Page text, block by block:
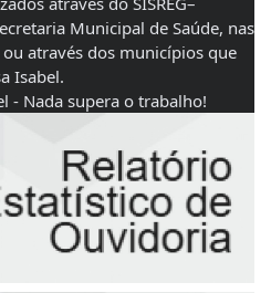
Municipal de Saúde, nas
ou através dos municípios que
Isabel.
- Nada supera o trabalho!